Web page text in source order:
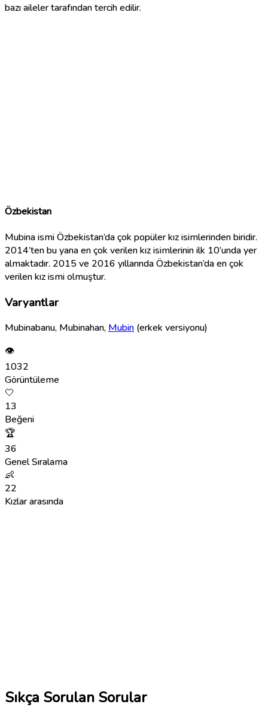
bazı aileler tarafından tercih edilir.
Özbekistan
Mubina ismi Özbekistan’da çok popüler kız isimlerinden biridir.
2014’ten bu yana en çok verilen kız isimlerinin ilk 10’unda yer
almaktadır. 2015 ve 2016 yıllarında Özbekistan’da en çok
verilen kız ismi olmuştur.
Varyantlar
Mubinabanu, Mubinahan,Mubin (erkek versiyonu)
👁
1032
Görüntüleme
🤍
13
Beğeni
🏆
36
Genel Sıralama
👶
22
Kızlar arasında
Sıkça Sorulan Sorular